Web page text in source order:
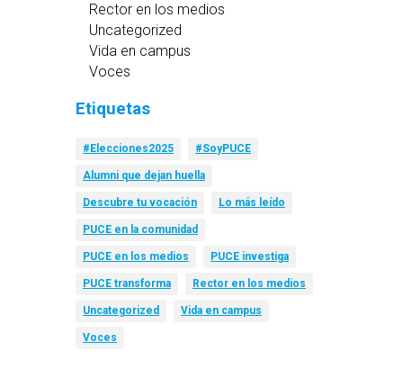
Rector en los medios
Uncategorized
Vida en campus
Voces
Etiquetas
#Elecciones2025 #SoyPUCE
Alumni que dejan huella
Descubre tu vocación Lo más leído
PUCE en la comunidad
PUCE en los medios PUCE investiga
PUCE transforma Rector en los medios
Uncategorized Vida en campus
Voces